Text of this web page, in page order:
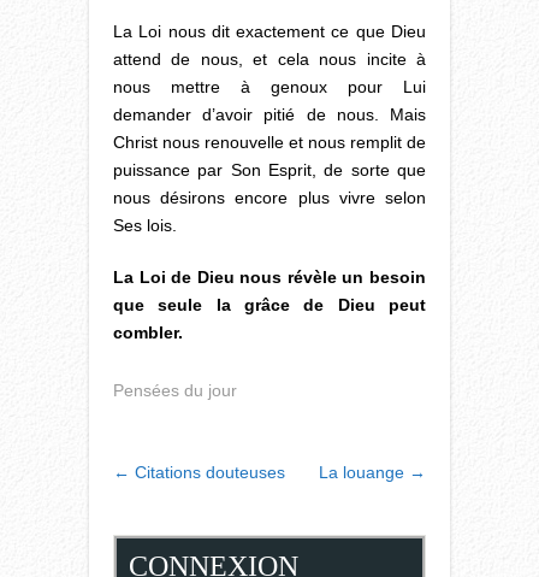
La Loi nous dit exactement ce que Dieu
attend de nous, et cela nous incite à
nous mettre à genoux pour Lui
demander d’avoir pitié de nous. Mais
Christ nous renouvelle et nous remplit de
puissance par Son Esprit, de sorte que
nous désirons encore plus vivre selon
Ses lois.
La Loi de Dieu nous révèle un besoin
que seule la grâce de Dieu peut
combler.
Pensées du jour
POST
← Citations douteuses La louange →
CONNEXION